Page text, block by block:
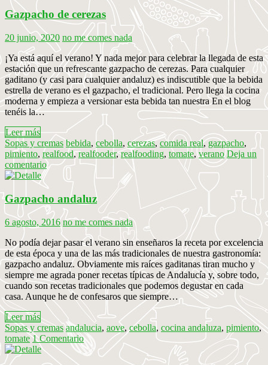
Gazpacho de cerezas
20 junio, 2020 no me comes nada
¡Ya está aquí el verano! Y nada mejor para celebrar la llegada de esta
estación que un refrescante gazpacho de cerezas. Para cualquier
gaditano (y casi para cualquier andaluz) es indiscutible que la bebida
estrella de verano es el gazpacho, el tradicional. Pero llega la cocina
moderna y empieza a versionar esta bebida tan nuestra En el blog
tenéis la…
Leer más
Sopas y cremas bebida, cebolla, cerezas,comida real,gazpacho,
pimiento, realfood,realfooder,realfooding, tomate,verano Deja un
comentario
Gazpacho andaluz
6 agosto, 2016 no me comes nada
No podía dejar pasar el verano sin enseñaros la receta por excelencia
de esta época y una de las más tradicionales de nuestra gastronomía:
gazpacho andaluz. Obviamente mis raíces gaditanas tiran mucho y
siempre me agrada poner recetas típicas de Andalucía y, sobre todo,
cuando son recetas tradicionales que podemos degustar en cada
casa. Aunque he de confesaros que siempre…
Leer más
Sopas y cremas andalucia, aove, cebolla, cocina andaluza, pimiento,
tomate 1 Comentario